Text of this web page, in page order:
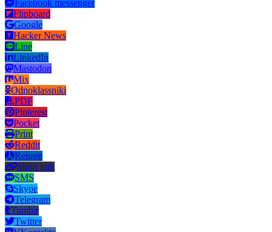
Facebook messenger
Flipboard
Google
Hacker News
Line
LinkedIn
Mastodon
Mix
Odnoklassniki
PDF
Pinterest
Pocket
Print
Reddit
Renren
Short link
SMS
Skype
Telegram
Tumblr
Twitter